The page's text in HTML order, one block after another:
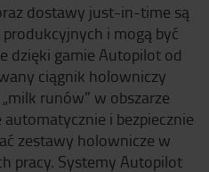
dostawy just-in-time są
i mogą być
dzięki gamie Autopilot od
ciągnik holowniczy
runów” w obszarze
i bezpiecznie
zestawy holownicze w
pracy. Systemy Autopilot